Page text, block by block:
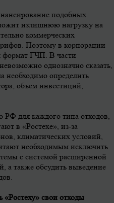
подобных
излишнюю нагрузку на
коммерческих
Поэтому в корпорации
формат ГЧП. В части
однозначно сказать,
необходимо определить
объем инвестиций,
РФ для каждого типа отходов,
в «Ростехе», из-за
климатических условий,
необходимым исключить
с системой расширенной
а также обсудить выведение
«Ростеху» свои отходы